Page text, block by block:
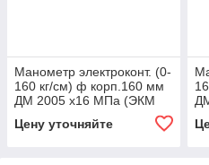
Манометр электроконт. (0-
160 кг/см) ф корп.160 мм
ДМ 2005 х16 МПа (ЭКМ
Цену уточняйте